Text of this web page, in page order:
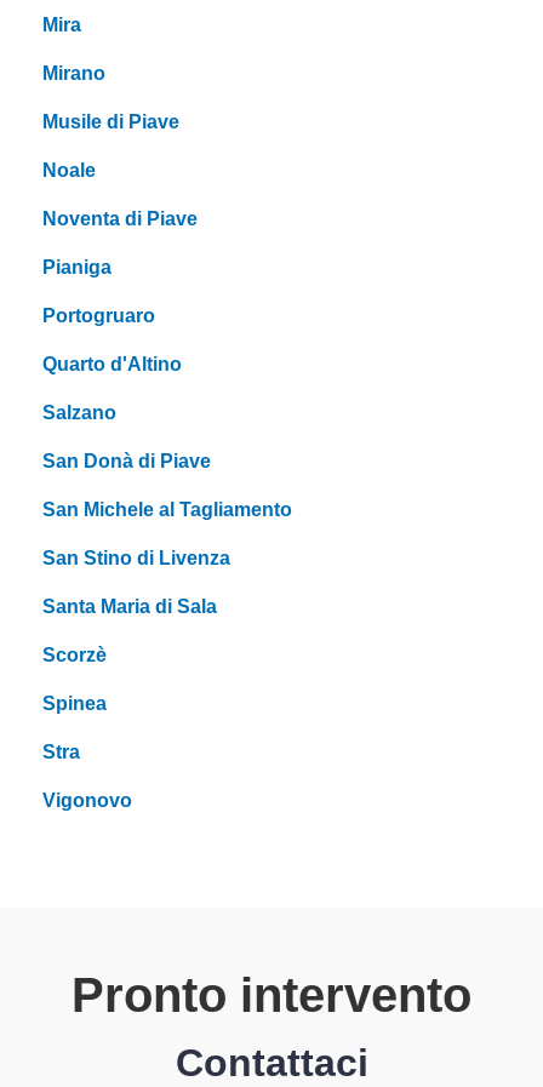
Mira
Mirano
Musile di Piave
Noale
Noventa di Piave
Pianiga
Portogruaro
Quarto d'Altino
Salzano
San Donà di Piave
San Michele al Tagliamento
San Stino di Livenza
Santa Maria di Sala
Scorzè
Spinea
Stra
Vigonovo
Pronto intervento
Contattaci